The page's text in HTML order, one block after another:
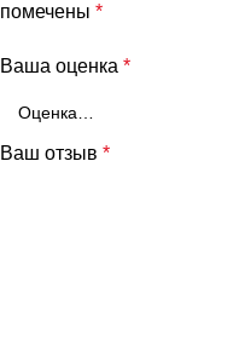
помечены *
Ваша оценка *
Ваш отзыв *